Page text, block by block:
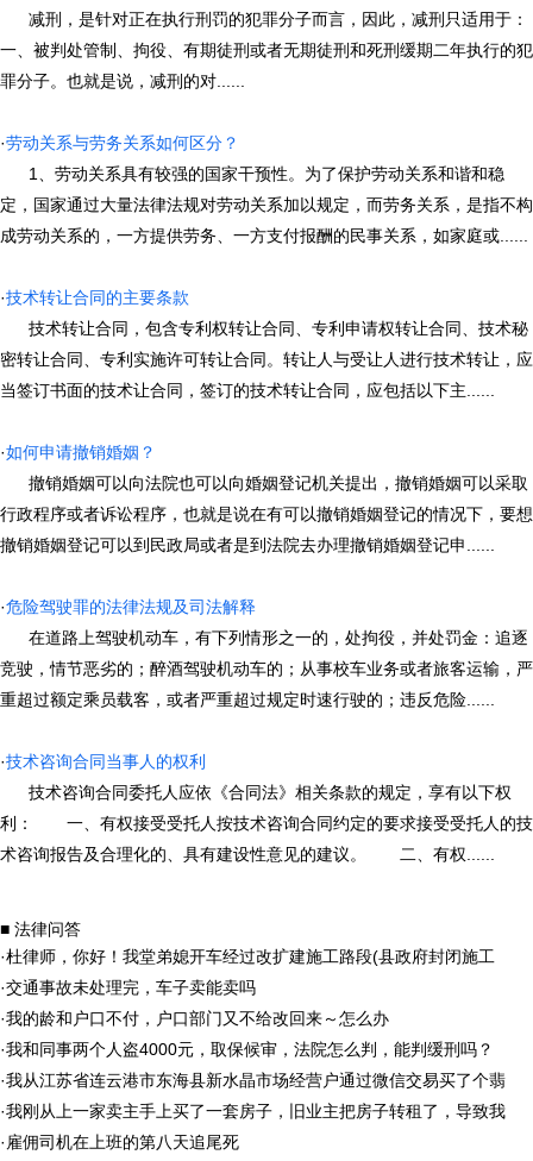
减刑，是针对正在执行刑罚的犯罪分子而言，因此，减刑只适用于：
一、被判处管制、拘役、有期徒刑或者无期徒刑和死刑缓期二年执行的犯
罪分子。也就是说，减刑的对......
·劳动关系与劳务关系如何区分？
1、劳动关系具有较强的国家干预性。为了保护劳动关系和谐和稳
定，国家通过大量法律法规对劳动关系加以规定，而劳务关系，是指不构
成劳动关系的，一方提供劳务、一方支付报酬的民事关系，如家庭或......
·技术转让合同的主要条款
技术转让合同，包含专利权转让合同、专利申请权转让合同、技术秘
密转让合同、专利实施许可转让合同。转让人与受让人进行技术转让，应
当签订书面的技术让合同，签订的技术转让合同，应包括以下主......
·如何申请撤销婚姻？
撤销婚姻可以向法院也可以向婚姻登记机关提出，撤销婚姻可以采取
行政程序或者诉讼程序，也就是说在有可以撤销婚姻登记的情况下，要想
撤销婚姻登记可以到民政局或者是到法院去办理撤销婚姻登记申......
·危险驾驶罪的法律法规及司法解释
在道路上驾驶机动车，有下列情形之一的，处拘役，并处罚金：追逐
竞驶，情节恶劣的；醉酒驾驶机动车的；从事校车业务或者旅客运输，严
重超过额定乘员载客，或者严重超过规定时速行驶的；违反危险......
·技术咨询合同当事人的权利
技术咨询合同委托人应依《合同法》相关条款的规定，享有以下权
利： 一、有权接受受托人按技术咨询合同约定的要求接受受托人的技
术咨询报告及合理化的、具有建设性意见的建议。 二、有权......
■ 法律问答
·杜律师，你好！我堂弟媳开车经过改扩建施工路段(县政府封闭施工
·交通事故未处理完，车子卖能卖吗
·我的龄和户口不付，户口部门又不给改回来～怎么办
·我和同事两个人盗4000元，取保候审，法院怎么判，能判缓刑吗？
·我从江苏省连云港市东海县新水晶市场经营户通过微信交易买了个翡
·我刚从上一家卖主手上买了一套房子，旧业主把房子转租了，导致我
·雇佣司机在上班的第八天追尾死